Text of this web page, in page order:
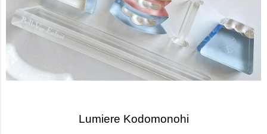
Lumiere Kodomonohi